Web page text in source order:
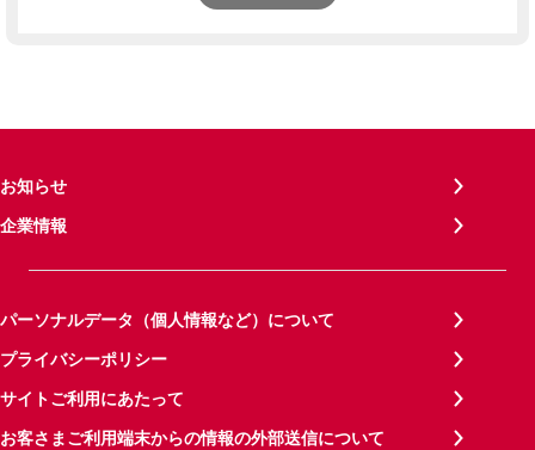
お知らせ
企業情報
パーソナルデータ（個人情報など）について
プライバシーポリシー
サイトご利用にあたって
お客さまご利用端末からの情報の外部送信について